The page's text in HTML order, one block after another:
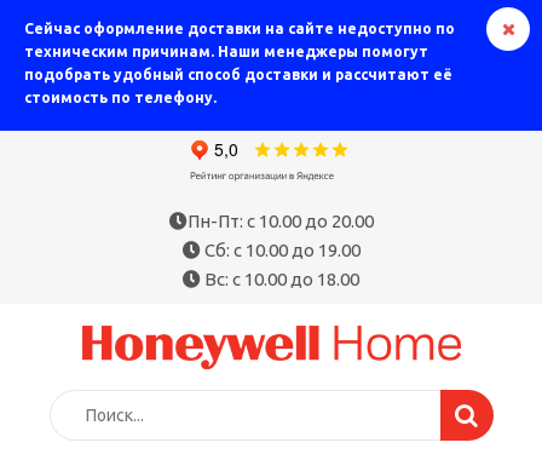
Сейчас оформление доставки на сайте недоступно по
техническим причинам. Наши менеджеры помогут
подобрать удобный способ доставки и рассчитают её
стоимость по телефону.
Пн-Пт: с 10.00 до 20.00
Сб: с 10.00 до 19.00
Вс: с 10.00 до 18.00